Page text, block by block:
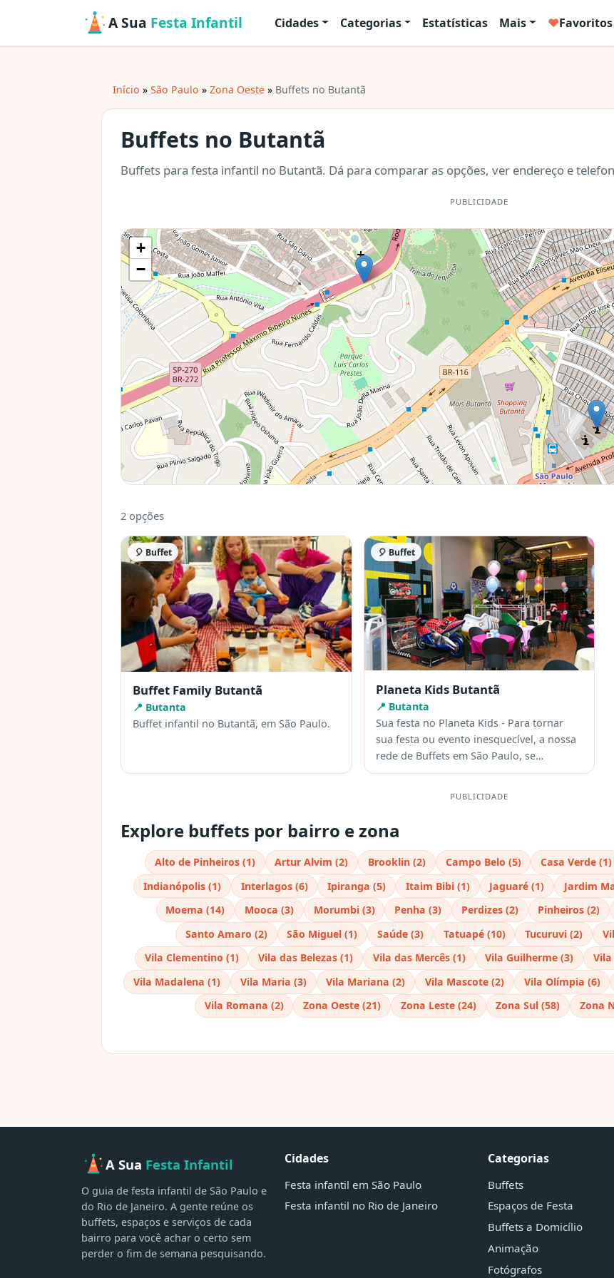
A Sua Festa Infantil Cidades Categorias Estatísticas Mais ♥Favoritos
Início São Paulo Zona Oeste Buffets no Butantã
Buffets no Butantã
Buffets para festa infantil no Butantã. Dá para comparar as opções, ver endereço e
PUBLICIDADE
+
−
2 opções
🎈 Buffet
Buffet Family Butantã
📍 Butanta
Buffet infantil no Butantã, em São Paulo.
🎈 Buffet
Planeta Kids Butantã
📍 Butanta
Sua festa no Planeta Kids - Para tornar
sua festa ou evento inesquecível, a nossa
rede de Buffets em São Paulo, se…
PUBLICIDADE
Explore buffets por bairro e zona
Alto de Pinheiros (1) Artur Alvim (2) Brooklin (2) Campo Belo (5) Casa Verde (1)
Indianópolis (1)
Interlagos (6) Ipiranga (5) Itaim Bibi (1) Jaguaré (1) Jardim
Moema (14)
Mooca (3) Morumbi (3) Penha (3) Perdizes (2) Pinheiros (2)
Santo Amaro (2)
São Miguel (1) Saúde (3) Tatuapé (10) Tucuruvi (2)
Vila Clementino (1)
Vila das Belezas (1) Vila das Mercês (1) Vila Guilherme (3)
Vila Madalena (1)
Vila Maria (3) Vila Mariana (2) Vila Mascote (2) Vila Olímpia (6)
Vila Romana (2)
Zona Oeste (21) Zona Leste (24) Zona Sul (58) Zona
A Sua Festa Infantil
O guia de festa infantil de São Paulo e
do Rio de Janeiro. A gente reúne os
buffets, espaços e serviços de cada
bairro para você achar o certo sem
perder o fim de semana pesquisando.
Cidades
Festa infantil em São Paulo
Festa infantil no Rio de Janeiro
Categorias
Buffets
Espaços de Festa
Buffets a Domicílio
Animação
Fotógrafos